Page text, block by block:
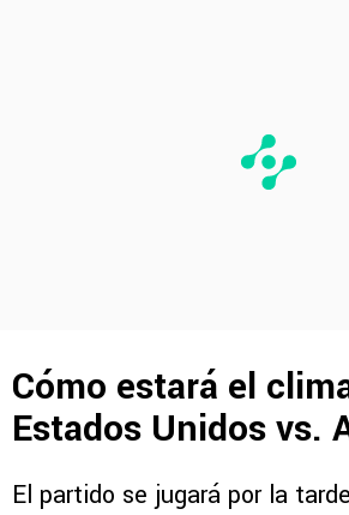
Cómo estará el
Estados Unidos vs.
El partido se jugará por la